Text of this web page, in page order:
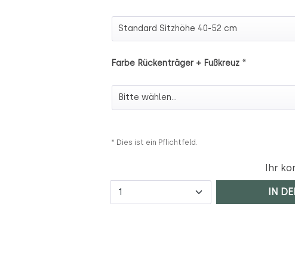
Sitzhöhe
Farbe Rückenträger + Fußkreuz *
Farbe Rückenträger + Fußkreuz
* Dies ist ein Pflichtfeld.
Ihr
Anzahl IN